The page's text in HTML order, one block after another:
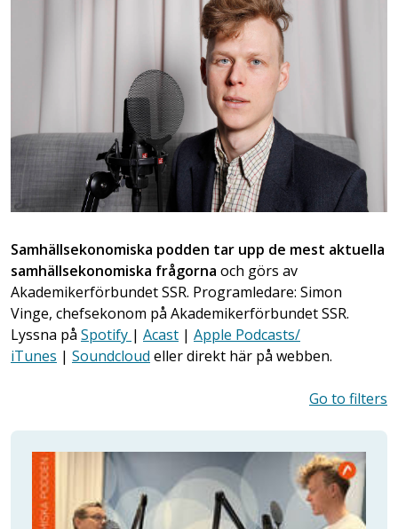
Samhällsekonomiska podden tar upp de mest aktuella
samhällsekonomiska frågorna och görs av
Akademikerförbundet SSR. Programledare: Simon
Vinge, chefsekonom på Akademikerförbundet SSR.
Lyssna på Spotify | Acast | Apple Podcasts/
iTunes | Soundcloud eller direkt här på webben.
Go to filters